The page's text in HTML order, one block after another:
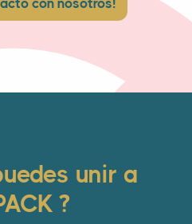
con nosotros!
unir a
?